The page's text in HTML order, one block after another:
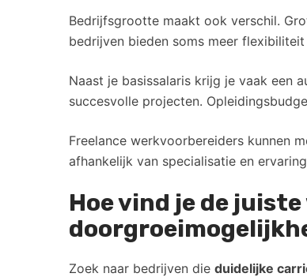
Bedrijfsgrootte maakt ook verschil.
bedrijven bieden soms meer
Naast je basissalaris krijg je vaak een
succesvolle projecten.
Freelance werkvoorbereiders kunnen
afhankelijk van specialisatie en
Hoe vind je de
Zoek naar bedrijven die duidelijke